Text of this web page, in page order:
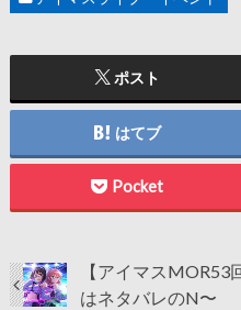
ポスト
はてブ
Pocket
【アイマス
はネタバレのN〜